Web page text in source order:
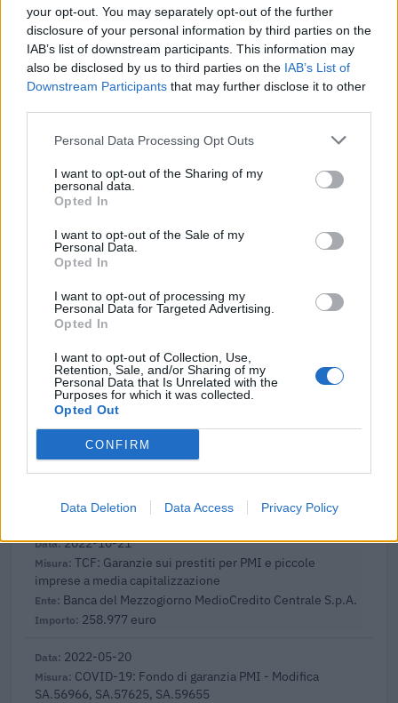
your opt-out. You may separately opt-out of the further
disclosure of your personal information by third parties on the
IAB’s list of downstream participants. This information may
also be disclosed by us to third parties on the IAB’s List of
Downstream Participants that may further disclose it to other
Personal Data Processing Opt Outs
I want to opt-out of the Sharing of my
personal data.
Opted In
I want to opt-out of the Sale of my
Personal Data.
Opted In
I want to opt-out of processing my
Personal Data for Targeted Advertising.
Opted In
I want to opt-out of Collection, Use,
Retention, Sale, and/or Sharing of my
Personal Data that Is Unrelated with the
Purposes for which it was collected.
Opted Out
CONFIRM
Data Deletion Data Access Privacy Policy
2024-03-08
Misure fiscali automatiche e sovvenzioni a fondo
perduto a sostegno alle imprese e all'economia (come
modificato da C(20
Fondo di garanzia per le piccole e medie imprese
Banca del Mezzogiorno MedioCredito Centrale S.p.A.
2023-10-31
Banca del Mezzogiorno MedioCredito Centrale S.p.A.
280.000 euro
2023-05-16
Fondo di garanzia per le piccole e medie imprese
Banca del Mezzogiorno MedioCredito Centrale S.p.A.
240.000 euro
2023-05-16
Fondo di garanzia per le piccole e medie imprese
40.000 euro
2022-10-21
TCF: Garanzie sui prestiti per PMI e piccole
imprese a media capitalizzazione
Banca del Mezzogiorno MedioCredito Centrale S.p.A.
258.977 euro
2022-05-20
COVID-19: Fondo di garanzia PMI - Modifica
SA.56966, SA.57625, SA.59655